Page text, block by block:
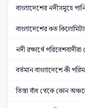
বাংলাদেশের নদীসমূহে
বাংলাদেশের কত
নদী রক্ষার্থে
বর্তমান বাংলাদেশে কী
তিস্তা বাঁধ থেকে কোন